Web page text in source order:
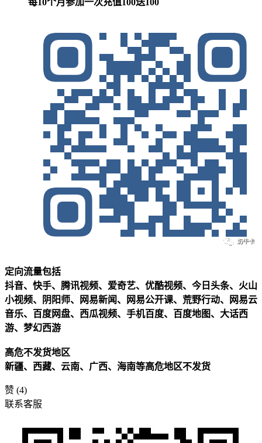
定向流量包括
抖音、快手、腾讯视频、爱奇艺、优酷视频、今日头条、火山
小视频、阴阳师、网易新闻、网易公开课、荒野行动、网易云
音乐、百度网盘、西瓜视频、手机百度、百度地图、大话西
游、梦幻西游
高危不发货地区
新疆、西藏、云南、广西、海南等高危地区不发货
赞 (4)
联系客服